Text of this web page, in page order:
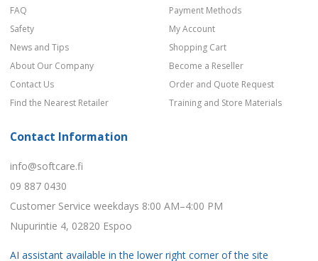
FAQ
Safety
News and Tips
About Our Company
Contact Us
Find the Nearest Retailer
Payment Methods
My Account
Shopping Cart
Become a Reseller
Order and Quote Request
Training and Store Materials
Contact Information
info@softcare.fi
09 887 0430
Customer Service weekdays 8:00 AM–4:00 PM
Nupurintie 4, 02820 Espoo
AI assistant available in the lower right corner of the site